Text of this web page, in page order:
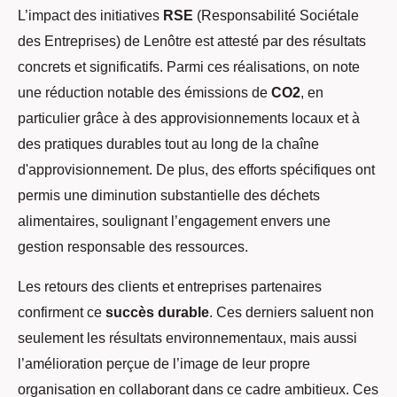
L’impact des initiatives RSE (Responsabilité Sociétale
des Entreprises) de Lenôtre est attesté par des résultats
concrets et significatifs. Parmi ces réalisations, on note
une réduction notable des émissions de CO2, en
particulier grâce à des approvisionnements locaux et à
des pratiques durables tout au long de la chaîne
d'approvisionnement. De plus, des efforts spécifiques ont
permis une diminution substantielle des déchets
alimentaires, soulignant l’engagement envers une
gestion responsable des ressources.
Les retours des clients et entreprises partenaires
confirment ce succès durable. Ces derniers saluent non
seulement les résultats environnementaux, mais aussi
l’amélioration perçue de l’image de leur propre
organisation en collaborant dans ce cadre ambitieux. Ces